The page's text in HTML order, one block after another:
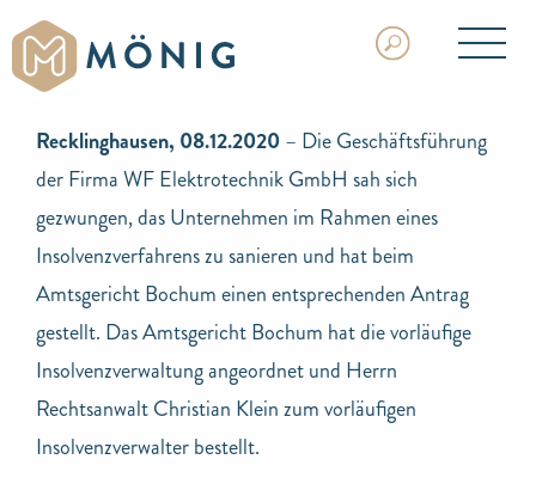
Recklinghausen, 08.12.2020– Die Geschäftsführung
der Firma WF Elektrotechnik GmbH sah sich
gezwungen, das Unternehmen im Rahmen eines
Insolvenzverfahrens zu sanieren und hat beim
Amtsgericht Bochum einen entsprechenden Antrag
gestellt. Das Amtsgericht Bochum hat die vorläufige
Insolvenzverwaltung angeordnet und Herrn
Rechtsanwalt Christian Klein zum vorläufigen
Insolvenzverwalter bestellt.